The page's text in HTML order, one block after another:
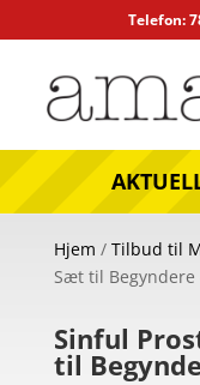
Telefon:
Hjem / Tilbud til
Sæt til Begyndere
Sinful
til